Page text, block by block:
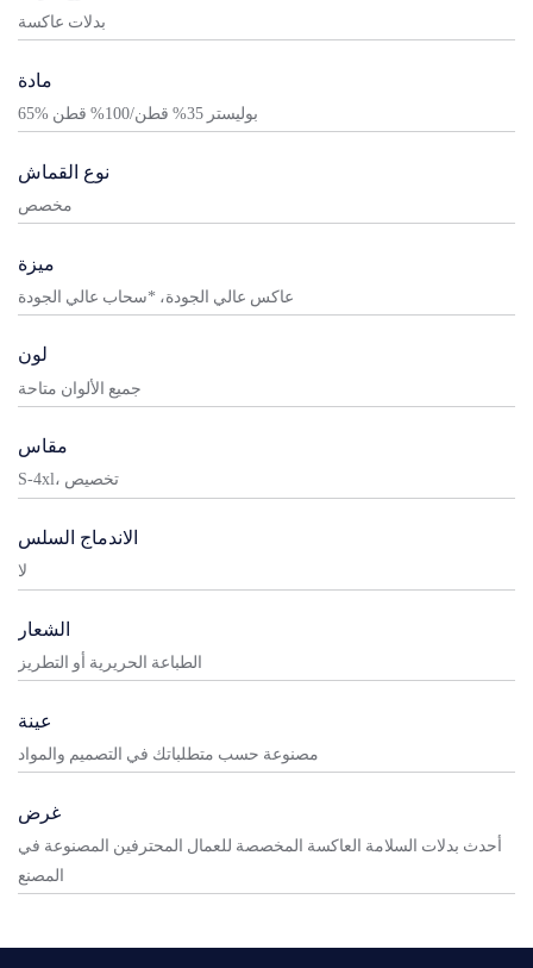
بدلات عاكسة
مادة
65% بوليستر 35% قطن/100% قطن
نوع القماش
مخصص
ميزة
عاكس عالي الجودة، *سحاب عالي الجودة
لون
جميع الألوان متاحة
مقاس
S-4xl، تخصيص
الاندماج السلس
لا
الشعار
الطباعة الحريرية أو التطريز
عينة
مصنوعة حسب متطلباتك في التصميم والمواد
غرض
أحدث بدلات السلامة العاكسة المخصصة للعمال المحترفين المصنوعة في
المصنع